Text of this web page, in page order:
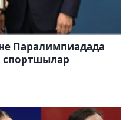
Паралимпиадада
спортшылар